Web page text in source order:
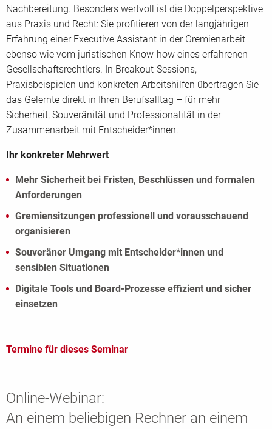
Nachbereitung. Besonders wertvoll ist die Doppelperspektive
aus Praxis und Recht: Sie profitieren von der langjährigen
Erfahrung einer Executive Assistant in der Gremienarbeit
ebenso wie vom juristischen Know-how eines erfahrenen
Gesellschaftsrechtlers. In Breakout-Sessions,
Praxisbeispielen und konkreten Arbeitshilfen übertragen Sie
das Gelernte direkt in Ihren Berufsalltag – für mehr
Sicherheit, Souveränität und Professionalität in der
Zusammenarbeit mit Entscheider*innen.
Ihr konkreter Mehrwert
Mehr Sicherheit bei Fristen, Beschlüssen und formalen
Anforderungen
Gremiensitzungen professionell und vorausschauend
organisieren
Souveräner Umgang mit Entscheider*innen und
sensiblen Situationen
Digitale Tools und Board-Prozesse effizient und sicher
einsetzen
Termine für dieses Seminar
Online-Webinar:
An einem beliebigen Rechner an einem